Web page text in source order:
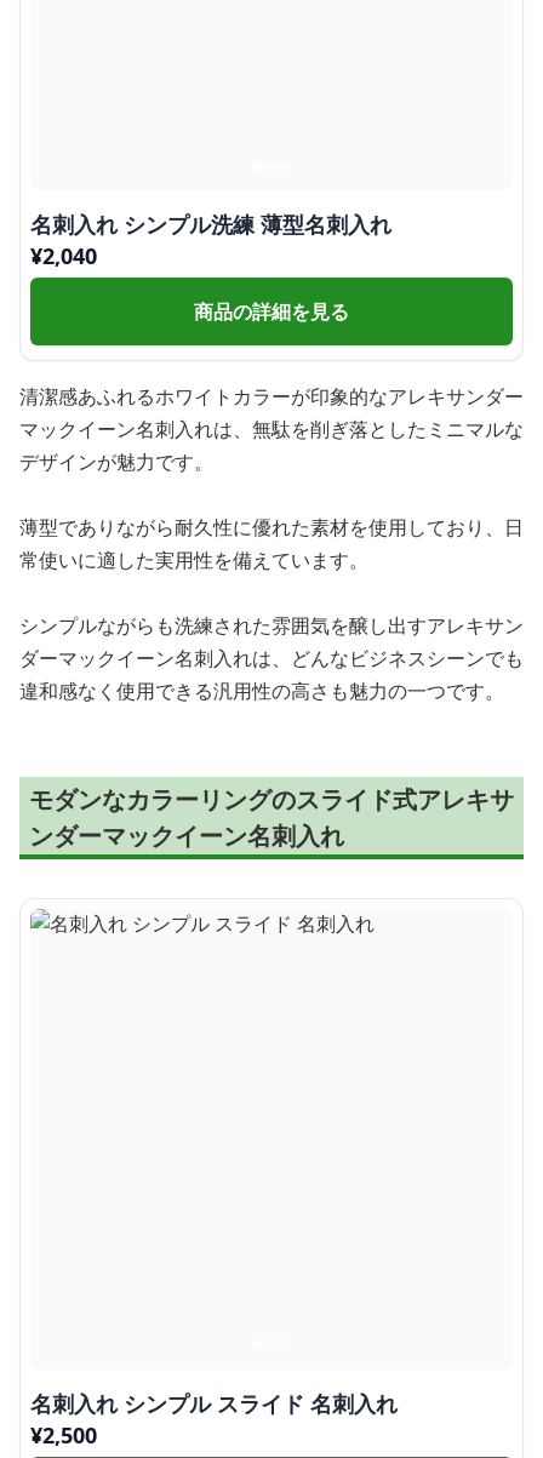
名刺入れ シンプル洗練 薄型名刺入れ
¥2,040
商品の詳細を見る
清潔感あふれるホワイトカラーが印象的なアレキサンダー
マックイーン名刺入れは、無駄を削ぎ落としたミニマルな
デザインが魅力です。
薄型でありながら耐久性に優れた素材を使用しており、日
常使いに適した実用性を備えています。
シンプルながらも洗練された雰囲気を醸し出すアレキサン
ダーマックイーン名刺入れは、どんなビジネスシーンでも
違和感なく使用できる汎用性の高さも魅力の一つです。
モダンなカラーリングのスライド式アレキサ
ンダーマックイーン名刺入れ
名刺入れ シンプル スライド 名刺入れ
¥2,500